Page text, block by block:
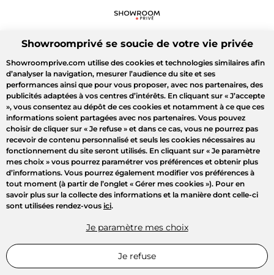
Showroomprivé se soucie de votre vie privée
Showroomprive.com utilise des cookies et technologies similaires afin
d’analyser la navigation, mesurer l’audience du site et ses
performances ainsi que pour vous proposer, avec nos partenaires, des
publicités adaptées à vos centres d’intérêts. En cliquant sur « J’accepte
», vous consentez au dépôt de ces cookies et notamment à ce que ces
informations soient partagées avec nos partenaires. Vous pouvez
choisir de cliquer sur « Je refuse » et dans ce cas, vous ne pourrez pas
recevoir de contenu personnalisé et seuls les cookies nécessaires au
fonctionnement du site seront utilisés. En cliquant sur « Je paramètre
mes choix » vous pourrez paramétrer vos préférences et obtenir plus
d’informations. Vous pourrez également modifier vos préférences à
tout moment (à partir de l’onglet « Gérer mes cookies »). Pour en
savoir plus sur la collecte des informations et la manière dont celle-ci
sont utilisées rendez-vous ici.
Je paramètre mes choix
Je refuse